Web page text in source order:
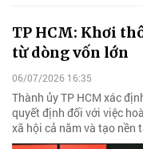
TP HCM: Khơi
từ dòng vốn lớn
06/07/2026 16:35
Thành ủy TP HCM xác
quyết định đối với việc
xã hội cả năm và tạo nền